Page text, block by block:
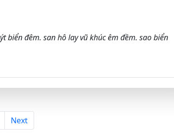
biển đêm. san hô lay vũ khúc êm đềm. sao biển
Next